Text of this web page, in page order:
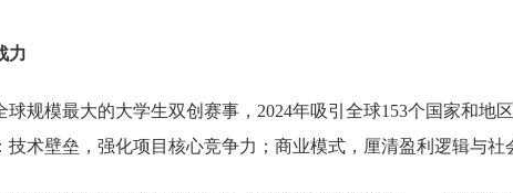
力
规模最大的大学生双创赛事，2024年吸引全球153个国家和地
术壁垒，强化项目核心竞争力；商业模式，厘清盈利逻辑与社